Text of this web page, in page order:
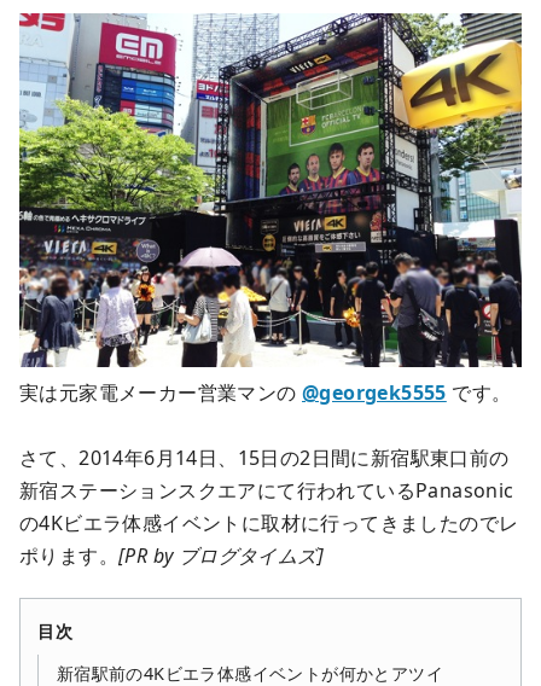
実は元家電メーカー営業マンの @georgek5555 です。
さて、2014年6月14日、15日の2日間に新宿駅東口前の
新宿ステーションスクエアにて行われているPanasonic
の4Kビエラ体感イベントに取材に行ってきましたのでレ
ポります。 [PR by ブログタイムズ]
目次
新宿駅前の4Kビエラ体感イベントが何かとアツイ